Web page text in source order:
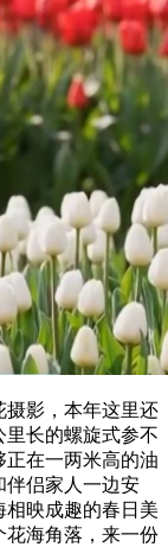
影，本年这里还
长的螺旋式参不
在一两米高的油
伴侣家人一边安
映成趣的春日美
花海角落，来一份